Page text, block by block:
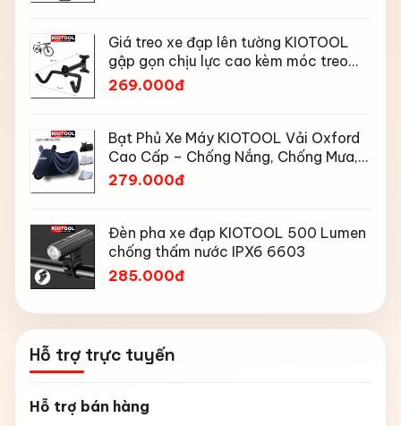
Giá treo xe đạp lên tường KIOTOOL
gập gọn chịu lực cao kèm móc treo
mũ bảo hiểm
269.000đ
Bạt Phủ Xe Máy KIOTOOL Vải Oxford
Cao Cấp – Chống Nắng, Chống Mưa,
Chống Bụi, Chống Tia UV, Có Phản
279.000đ
Đèn pha xe đạp KIOTOOL 500 Lumen
chống thấm nước IPX6 6603
285.000đ
Hỗ trợ trực tuyến
Hỗ trợ bán hàng